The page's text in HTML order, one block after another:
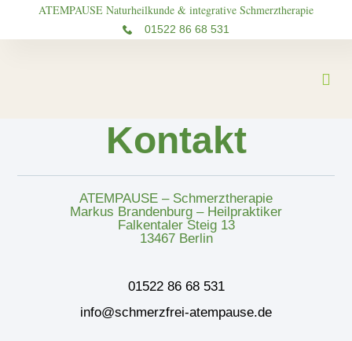
ATEMPAUSE Naturheilkunde & integrative Schmerztherapie
01522 86 68 531
Kontakt
ATEMPAUSE – Schmerztherapie
Markus Brandenburg – Heilpraktiker
Falkentaler Steig 13
13467 Berlin
01522 86 68 531
info@schmerzfrei-atempause.de